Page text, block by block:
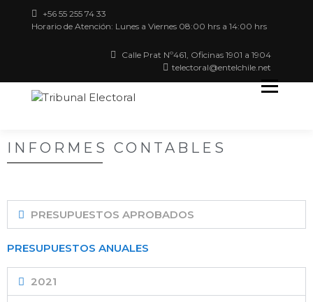
+56 55 255 74 33
Horario de Atención: Lunes a Viernes 08:00 hrs a 14:00 hrs
Calle Prat Nº461, Oficinas 1901 a 1904
telectoral@entelchile.net
INFORMES CONTABLES
PRESUPUESTOS APROBADOS
PRESUPUESTOS ANUALES
2021